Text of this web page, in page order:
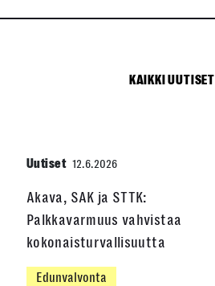
KAIKKI UUTISET
Uutiset 12.6.2026
Akava, SAK ja STTK:
Palkkavarmuus vahvistaa
kokonaisturvallisuutta
Edunvalvonta